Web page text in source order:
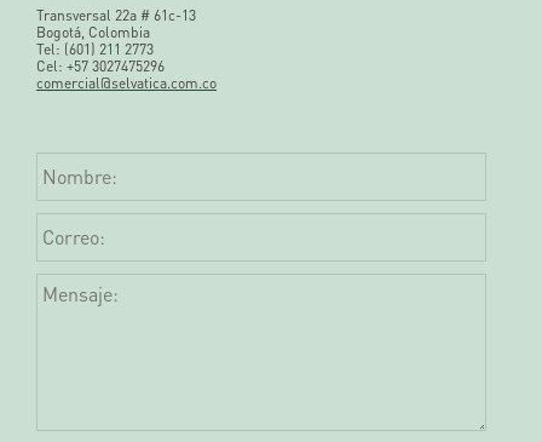
Transversal 22a # 61c-13
Bogotá, Colombia
Tel: (601) 211 2773
Cel: +57 3027475296
comercial@selvatica.com.co